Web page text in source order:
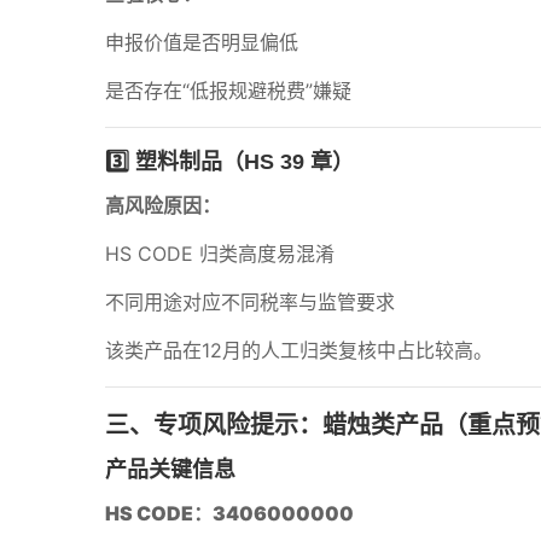
申报价值是否明显偏低
是否存在“低报规避税费”嫌疑
3️⃣ 塑料制品（HS 39 章）
高风险原因：
HS CODE 归类高度易混淆
不同用途对应不同税率与监管要求
该类产品在12月的人工归类复核中占比较高。
三、专项风险提示：蜡烛类产品（重点
产品关键信息
HS CODE：3406000000